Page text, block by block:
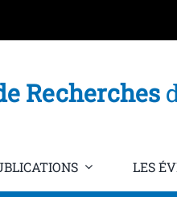
Recherches
LES